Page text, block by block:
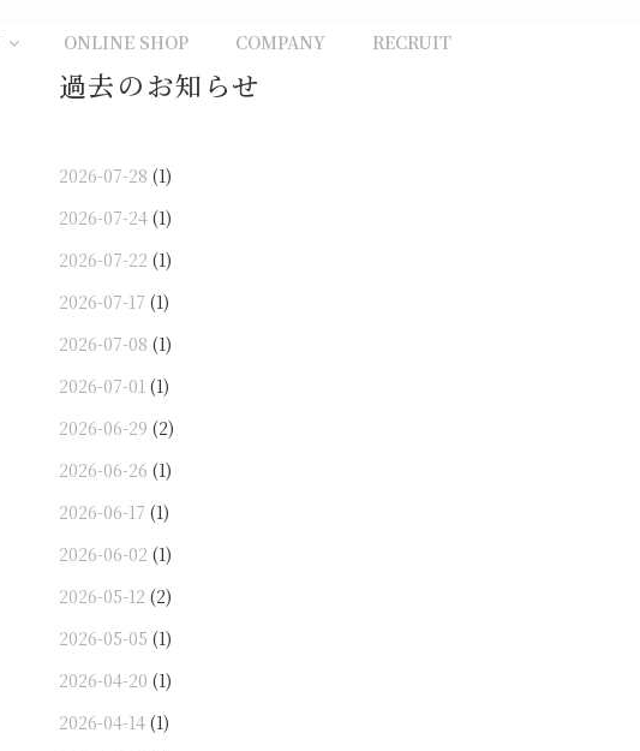
ONLINE SHOP COMPANY RECRUIT
過去のお知らせ
2026-07-28 (1)
2026-07-24 (1)
2026-07-22 (1)
2026-07-17 (1)
2026-07-08 (1)
2026-07-01 (1)
2026-06-29 (2)
2026-06-26 (1)
2026-06-17 (1)
2026-06-02 (1)
2026-05-12 (2)
2026-05-05 (1)
2026-04-20 (1)
2026-04-14 (1)